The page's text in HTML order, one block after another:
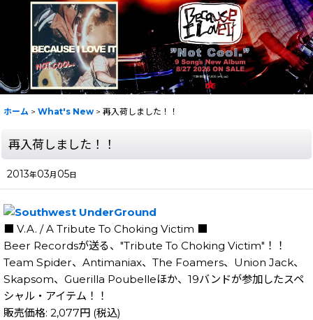
ホーム > What's New > 再入荷しました！！
再入荷しました！！
2013年03月 05日
■ V.A. / A Tribute To Choking Victim ■
Beer Recordsが送る、"Tribute To Choking Victim"！！
Team Spider、Antimaniax、The Foamers、Union Jack、
Skapsom、Guerilla Poubelleほか、19バンドが参加したスペ
シャル・アイテム！！
販売価格: 2,077円 (税込)